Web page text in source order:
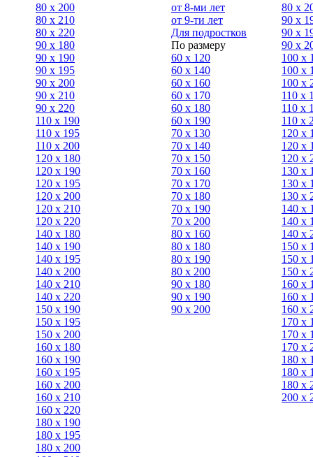
80 х 200
80 x 210
80 x 220
90 x 180
90 х 190
90 х 195
90 х 200
90 x 210
90 x 220
110 x 190
110 x 195
110 x 200
120 x 180
120 х 190
120 х 195
120 х 200
120 x 210
120 x 220
140 x 180
140 х 190
140 х 195
140 х 200
140 x 210
140 x 220
150 х 190
150 х 195
150 х 200
160 x 180
160 х 190
160 х 195
160 х 200
160 x 210
160 x 220
180 х 190
180 х 195
180 х 200
от 8-ми лет
от 9-ти лет
Для подростков
По размеру
60 х 120
60 х 140
60 х 160
60 х 170
60 х 180
60 х 190
70 х 130
70 х 140
70 х 150
70 х 160
70 х 170
70 х 180
70 х 190
70 х 200
80 х 160
80 х 180
80 x 190
80 x 200
90 х 180
90 x 190
90 x 200
80 x
90 x
90 x
90 x
100 x
100 х
100 x
110 x
110 х
110 х
120 х
120 х
120 х
130 х
130 х
130 х
140 х
140 х
140 х
150 х
150 х
150 х
160 х
160 х
160 х
170 х
170 х
170 х
180 х
180 х
180 х
200 x